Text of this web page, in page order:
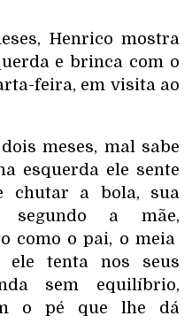
Henrico mostra
e brinca com o
feira, em visita ao
meses, mal sabe
esquerda ele sente
chutar a bola, sua
segundo a mãe,
como o pai, o meia
ele tenta nos seus
sem equilíbrio,
o pé que lhe dá